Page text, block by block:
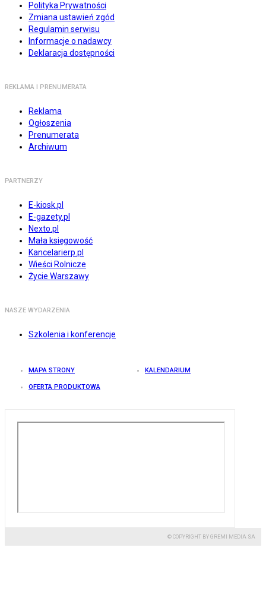
Polityka Prywatności
Zmiana ustawień zgód
Regulamin serwisu
Informacje o nadawcy
Deklaracja dostępności
REKLAMA I PRENUMERATA
Reklama
Ogłoszenia
Prenumerata
Archiwum
PARTNERZY
E-kiosk.pl
E-gazety.pl
Nexto.pl
Mała księgowość
Kancelarierp.pl
Wieści Rolnicze
Życie Warszawy
NASZE WYDARZENIA
Szkolenia i konferencje
MAPA STRONY KALENDARIUM
OFERTA PRODUKTOWA
© COPYRIGHT BY GREMI MEDIA SA